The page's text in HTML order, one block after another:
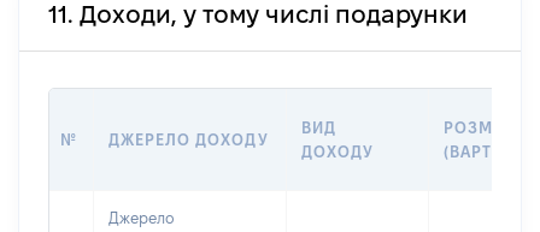
11. Доходи, у тому числі подарунки
№ ДЖЕРЕЛО ДОХОДУ
ВИД
ДОХОДУ
РОЗМІР
(ВАРТІСТЬ)
Джерело